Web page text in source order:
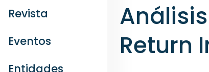
Revista
Eventos
Entidades
Return